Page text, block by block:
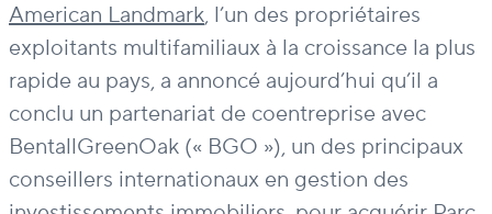
American Landmark, l’un des propriétaires
exploitants multifamiliaux à la croissance la plus
rapide au pays, a annoncé aujourd’hui qu’il a
conclu un partenariat de coentreprise avec
BentallGreenOak (« BGO »), un des principaux
conseillers internationaux en gestion des